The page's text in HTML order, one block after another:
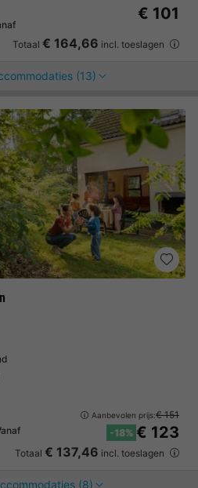
€ 101
Totaal € 164,66 incl. toeslagen
(13)
Aanbevolen prijs:€ 151
-18% € 123
Totaal € 137,46 incl. toeslagen
(8)